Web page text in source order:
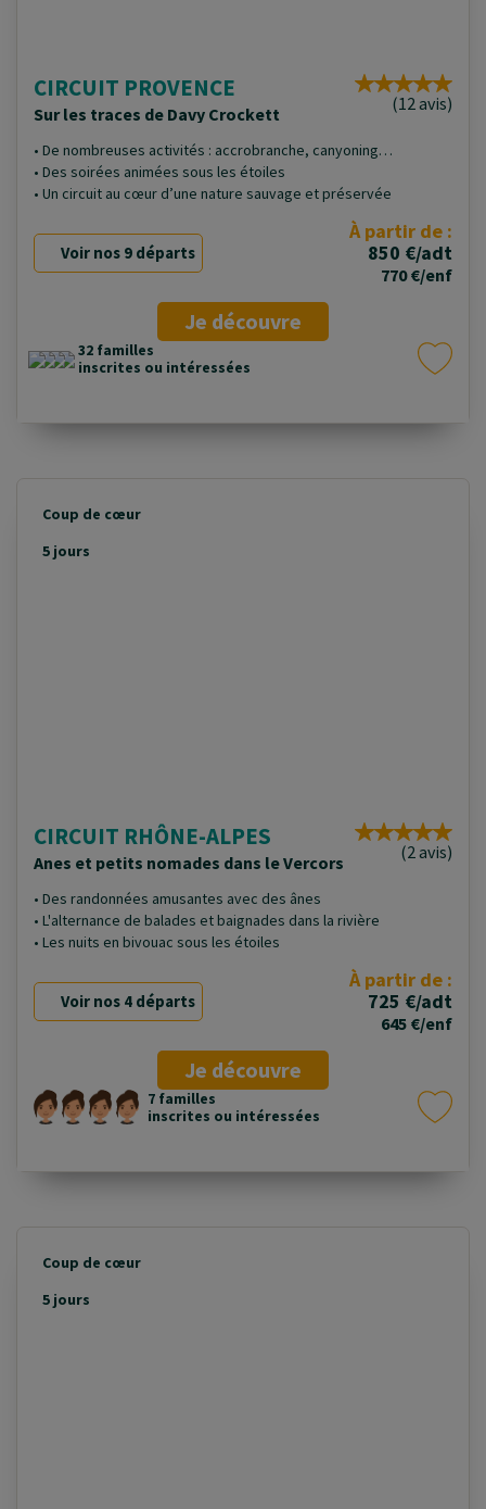
CIRCUIT PROVENCE
Sur les traces de Davy Crockett (12 avis)
• De nombreuses activités : accrobranche, canyoning…
• Des soirées animées sous les étoiles
• Un circuit au cœur d’une nature sauvage et préservée
Voir nos 9 départs
À partir de :
850 €/adt
770 €/enf
Je découvre
32 familles
inscrites ou intéressées
Coup de cœur
5 jours
CIRCUIT RHÔNE-ALPES
Anes et petits nomades dans le Vercors (2 avis)
• Des randonnées amusantes avec des ânes
• L'alternance de balades et baignades dans la rivière
• Les nuits en bivouac sous les étoiles
Voir nos 4 départs
À partir de :
725 €/adt
645 €/enf
Je découvre
7 familles
inscrites ou intéressées
Coup de cœur
5 jours